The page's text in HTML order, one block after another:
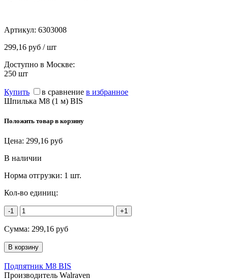
Артикул: 6303008
299,16 руб / шт
Доступно в Москве:
250 шт
Купить в сравнение в избранное
Шпилька М8 (1 м) BIS
Положить товар в корзину
Цена: 299,16 руб
В наличии
Норма отгрузки: 1 шт.
Кол-во единиц:
-1 +1
Сумма: 299,16 руб
Подпятник M8 BIS
Производитель Walraven